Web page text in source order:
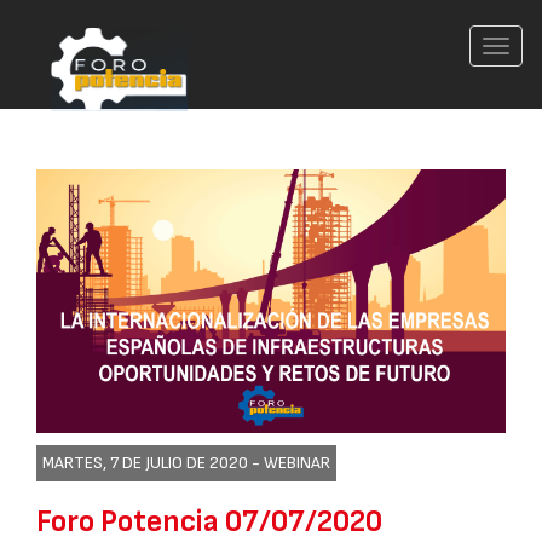
MARTES, 7 DE JULIO DE 2020 - WEBINAR
Foro Potencia 07/07/2020